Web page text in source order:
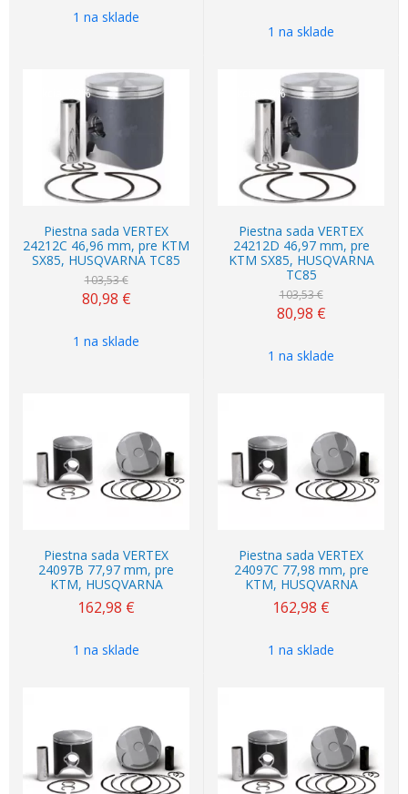
1 na sklade
1 na sklade
-22%
Piestna sada VERTEX
24212C 46,96 mm, pre KTM
SX85, HUSQVARNA TC85
103,53 €
80,98 €
1 na sklade
-22%
Piestna sada VERTEX
24212D 46,97 mm, pre
KTM SX85, HUSQVARNA
TC85
103,53 €
80,98 €
1 na sklade
Piestna sada VERTEX
24097B 77,97 mm, pre
KTM, HUSQVARNA
162,98 €
1 na sklade
Piestna sada VERTEX
24097C 77,98 mm, pre
KTM, HUSQVARNA
162,98 €
1 na sklade